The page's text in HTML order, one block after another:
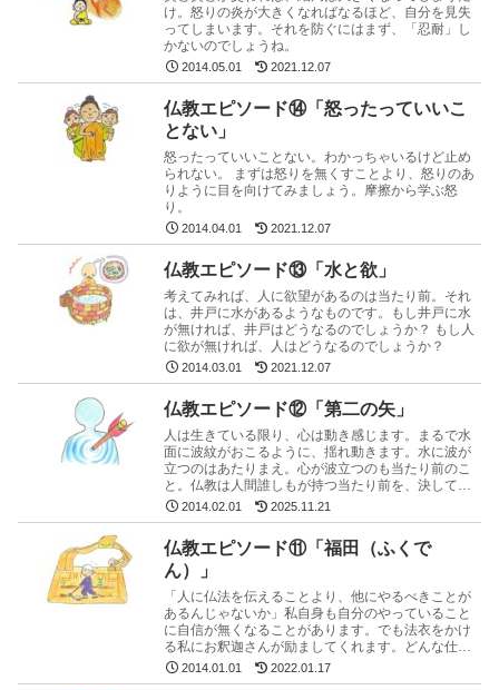
け。怒りの炎が大きくなればなるほど、自分を見失
ってしまいます。それを防ぐにはまず、「忍耐」し
かないのでしょうね。
2014.05.01 2021.12.07
仏教エピソード⑭「怒ったっていいこ
とない」
怒ったっていいことない。わかっちゃいるけど止め
られない。 まずは怒りを無くすことより、怒りのあ
りように目を向けてみましょう。摩擦から学ぶ怒
り。
2014.04.01 2021.12.07
仏教エピソード⑬「水と欲」
考えてみれば、人に欲望があるのは当たり前。それ
は、井戸に水があるようなものです。もし井戸に水
が無ければ、井戸はどうなるのでしょうか？ もし人
に欲が無ければ、人はどうなるのでしょうか？
2014.03.01 2021.12.07
仏教エピソード⑫「第二の矢」
人は生きている限り、心は動き感じます。まるで水
面に波紋がおこるように、揺れ動きます。水に波が
立つのはあたりまえ。心が波立つのも当たり前のこ
と。仏教は人間誰しもが持つ当たり前を、決して否
定しているわけではありません。
2014.02.01 2025.11.21
仏教エピソード⑪「福田（ふくで
ん）」
「人に仏法を伝えることより、他にやるべきことが
あるんじゃないか」私自身も自分のやっていること
に自信が無くなることがあります。でも法衣をかけ
る私にお釈迦さんが励ましてくれます。どんな仕事
も、福の田んぼに違いない。そこに布施の行がある
限り。
2014.01.01 2022.01.17